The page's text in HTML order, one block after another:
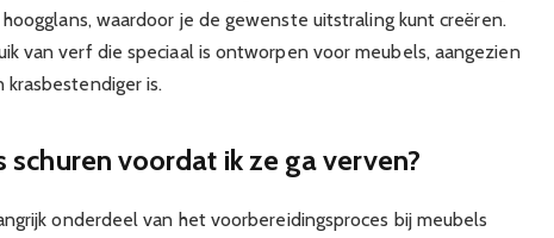
waardoor je de gewenste uitstraling kunt creëren.
van verf die speciaal is ontworpen voor meubels, aangezien
krasbestendiger is.
schuren voordat ik ze ga verven?
onderdeel van het voorbereidingsproces bij meubels